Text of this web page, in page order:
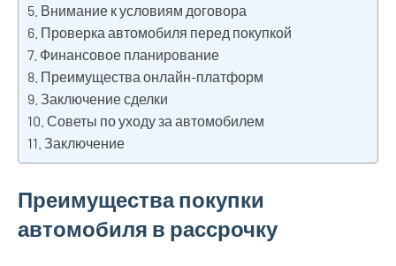
Внимание к условиям договора
Проверка автомобиля перед покупкой
Финансовое планирование
Преимущества онлайн-платформ
Заключение сделки
Советы по уходу за автомобилем
Заключение
Преимущества покупки
автомобиля в рассрочку